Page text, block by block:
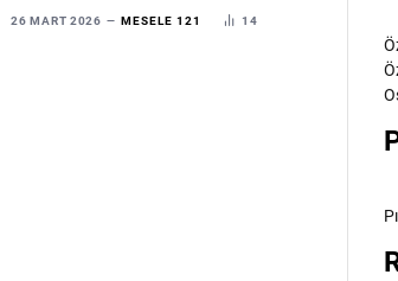
26 MART 2026 MESELE 121 14